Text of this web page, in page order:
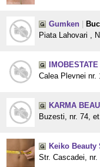
Gumken
Piata Lahovari ,
IMOBESTATE
Calea Plevnei
KARMA
Buzesti, nr. 74,
Keiko Beauty
Str. Cascadei,